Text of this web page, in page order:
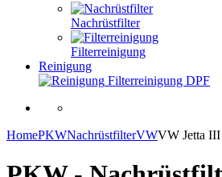
Nachrüstfilter
Filterreinigung
Reinigung
Filterreinigung DPF
HomePKWNachrüstfilterVWVW Jetta III